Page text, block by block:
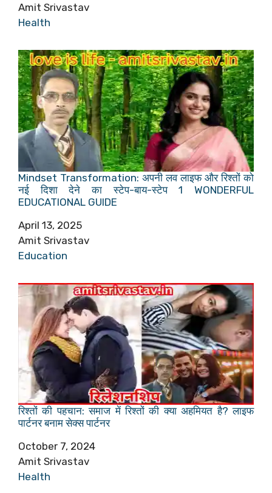
Author
Amit Srivastav
In relation to
Health
Mindset Transformation: अपनी लव लाइफ और रिश्तों को
नई दिशा देने का स्टेप-बाय-स्टेप 1 WONDERFUL
EDUCATIONAL GUIDE
Date
April 13, 2025
Author
Amit Srivastav
In relation to
Education
रिश्तों की पहचान: समाज में रिश्तों की क्या अहमियत है? लाइफ
पार्टनर बनाम सेक्स पार्टनर
Date
October 7, 2024
Author
Amit Srivastav
In relation to
Health